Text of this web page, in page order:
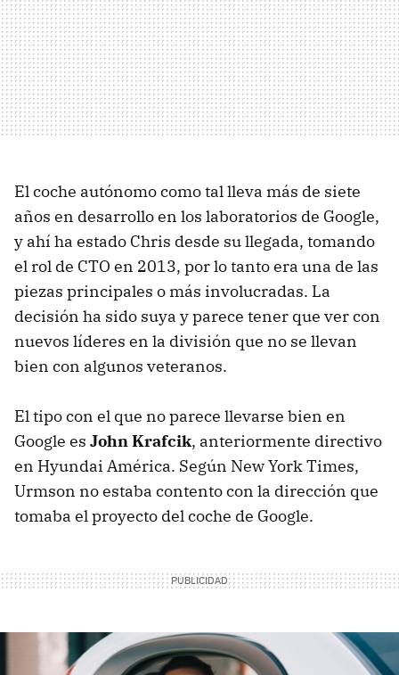
El coche autónomo como tal lleva más de siete
años en desarrollo en los laboratorios de Google,
y ahí ha estado Chris desde su llegada, tomando
el rol de CTO en 2013, por lo tanto era una de las
piezas principales o más involucradas. La
decisión ha sido suya y parece tener que ver con
nuevos líderes en la división que no se llevan
bien con algunos veteranos.
El tipo con el que no parece llevarse bien en
Google es John Krafcik, anteriormente directivo
en Hyundai América. Según New York Times,
Urmson no estaba contento con la dirección que
tomaba el proyecto del coche de Google.